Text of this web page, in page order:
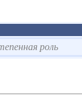
роль